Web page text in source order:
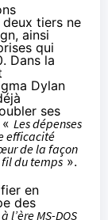
deux tiers ne
ainsi
qui
Dans la
Dylan
ses
Les dépenses
efficacité
de la façon
fil du temps ».
en
des
l’ère MS-DOS